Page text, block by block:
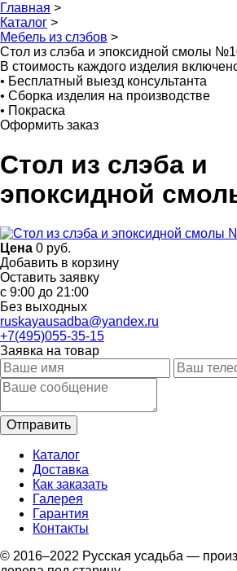
Главная >
Каталог >
Мебель из слэбов >
Стол из слэба и эпоксидной смолы
В стоимость каждого изделия
• Бесплатный выезд консультанта
• Сборка изделия на производстве
• Покраска
Оформить заказ
Стол из слэба и
эпоксидной
Цена 0 руб.
Добавить в корзину
Оставить заявку
с 9:00 до 21:00
Без выходных
ruskayausadba@yandex.ru
+7(495)055-35-15
Заявка на товар
Каталог
Доставка
Как заказать
Галерея
Гарантия
Контакты
© 2016–2022 Русская усадьба —